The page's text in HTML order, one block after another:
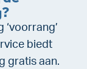
biedt
gratis aan.